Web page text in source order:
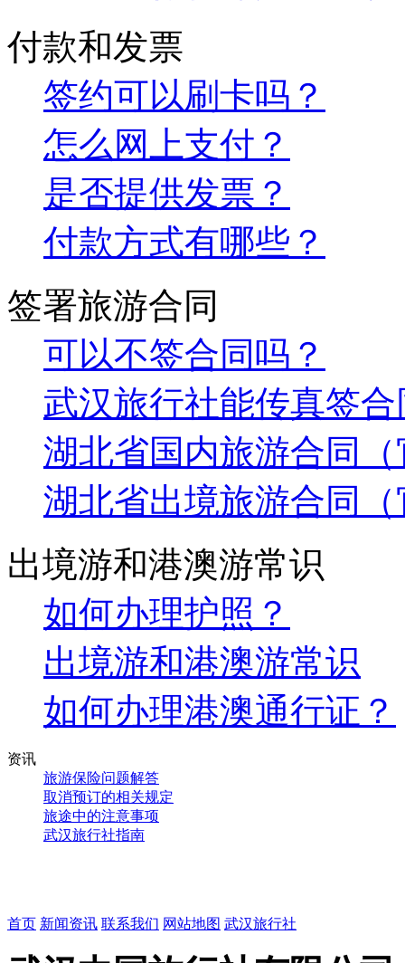
付款和发票
签约可以刷卡吗？
怎么网上支付？
是否提供发票？
付款方式有哪些？
签署旅游合同
可以不签合同吗？
武汉旅行社能传真签合
湖北省国内旅游合同（
湖北省出境旅游合同（
出境游和港澳游常识
如何办理护照？
出境游和港澳游常识
如何办理港澳通行证？
资讯
旅游保险问题解答
取消预订的相关规定
旅途中的注意事项
武汉旅行社指南
首页 新闻资讯 联系我们 网站地图 武汉旅行社